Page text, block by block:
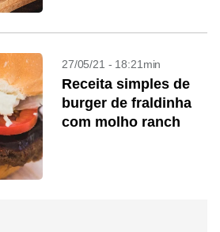
27/05/21 - 18:21min
Receita simples de
burger de fraldinha
com molho ranch